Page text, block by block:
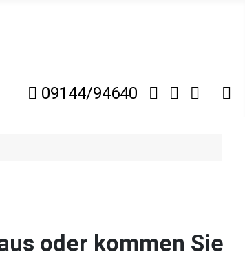
09144/94640
oder kommen Sie